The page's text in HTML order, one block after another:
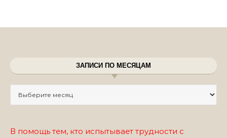
ЗАПИСИ ПО МЕСЯЦАМ
В помощь тем, кто испытывает трудности с